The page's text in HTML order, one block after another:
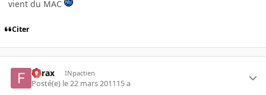
vient du MAC
Citer
Furax INpactien
Posté(e) le 22 mars 201115 a